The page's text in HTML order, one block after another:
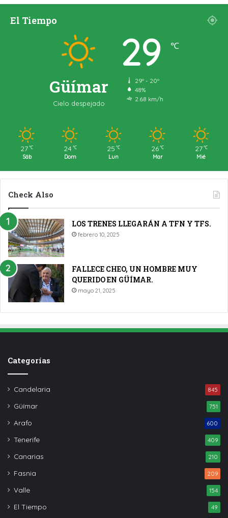
El Tiempo
Güímar
Cielo despejado
29 ℃
29º - 20º
48%
2.68 km/h
27 ℃
Sáb
24 ℃
Dom
25 ℃
Lun
26 ℃
Mar
27 ℃
Mié
Check Also
LOS TRENES LLEGARÁN A TFN Y TFS.
febrero 10, 2025
FALLECE CHEO, UN HOMBRE MUY
QUERIDO EN GÜÍMAR.
mayo 21, 2025
Categorías
Candelaria 845
Güímar 751
Arafo 600
Tenerife 409
Canarias 210
Fasnia 209
Valle 154
El Tiempo 49